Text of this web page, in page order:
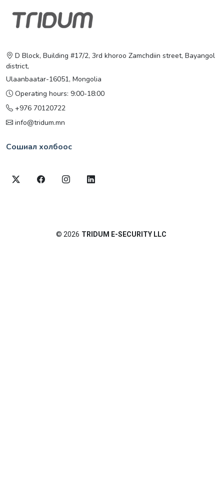
D Block, Building #17/2, 3rd khoroo Zamchdiin street, Bayangol
district,
Ulaanbaatar-16051, Mongolia
Operating hours: 9:00-18:00
+976 70120722
info@tridum.mn
Сошиал холбоос
© 2026 TRIDUM E-SECURITY LLC